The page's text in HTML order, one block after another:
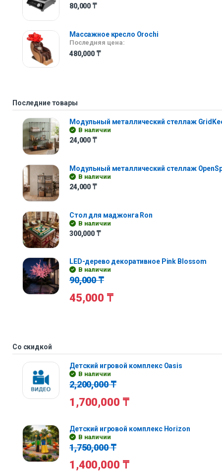
80,000 ₸
Массажное кресло Orochi
Последняя цена:
480,000 ₸
Последние товары
Модульный металлический стеллаж
В наличии
24,000 ₸
Модульный металлический стеллаж
В наличии
24,000 ₸
Стол для маджонга Ron
В наличии
300,000 ₸
LED-дерево декоративное Pink Blossom
В наличии
90,000₸
45,000 ₸
Со скидкой
Детский игровой комплекс Oasis
В наличии
2,200,000₸
1,700,000 ₸
Детский игровой комплекс Horizon
В наличии
1,750,000₸
1,400,000 ₸